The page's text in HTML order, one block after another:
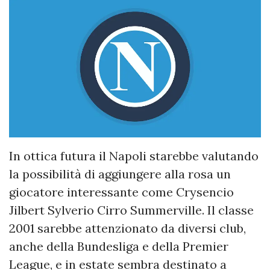
In ottica futura il Napoli starebbe valutando
la possibilità di aggiungere alla rosa un
giocatore interessante come Crysencio
Jilbert Sylverio Cirro Summerville. Il classe
2001 sarebbe attenzionato da diversi club,
anche della Bundesliga e della Premier
League, e in estate sembra destinato a